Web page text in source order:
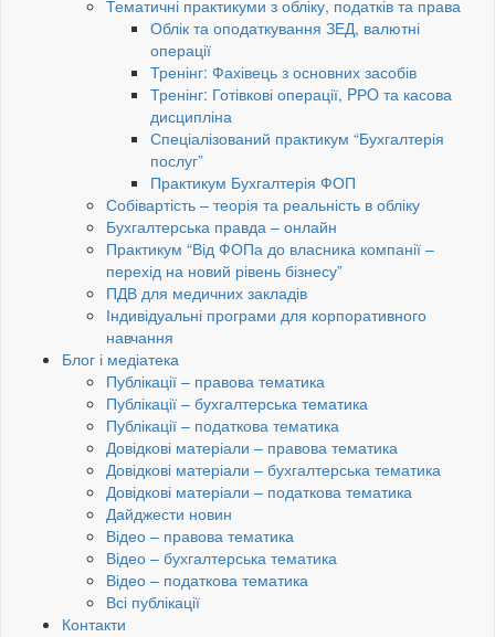
Тематичні практикуми з обліку, податків та права
Облік та оподаткування ЗЕД, валютні
операції
Тренінг: Фахівець з основних засобів
Тренінг: Готівкові операції, PРO та касова
дисципліна
Спеціалізований практикум “Бухгалтерія
послуг”
Практикум Бухгалтерія ФОП
Собівартість – теорія та реальність в обліку
Бухгалтерська правда – онлайн
Практикум “Від ФОПа до власника компанії –
перехід на новий рівень бізнесу”
ПДВ для медичних закладів
Індивідуальні програми для корпоративного
навчання
Блог і медіатека
Публікації – правова тематика
Публікації – бухгалтерська тематика
Публікації – податкова тематика
Довідкові матеріали – правова тематика
Довідкові матеріали – бухгалтерська тематика
Довідкові матеріали – податкова тематика
Дайджести новин
Відео – правова тематика
Відео – бухгалтерська тематика
Відео – податкова тематика
Всі публікації
Контакти